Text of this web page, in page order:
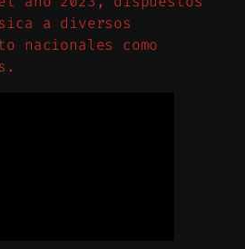
a diversos
nacionales como